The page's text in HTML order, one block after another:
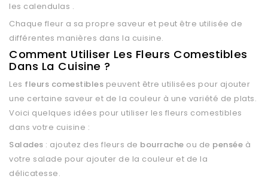
les calendulas .
Chaque fleur a sa propre saveur et peut être utilisée de
différentes manières dans la cuisine.
Comment Utiliser Les Fleurs Comestibles
Dans La Cuisine ?
Les fleurs comestibles peuvent être utilisées pour ajouter
une certaine saveur et de la couleur à une variété de plats.
Voici quelques idées pour utiliser les fleurs comestibles
dans votre cuisine :
Salades : ajoutez des fleurs de bourrache ou de pensée à
votre salade pour ajouter de la couleur et de la
délicatesse.